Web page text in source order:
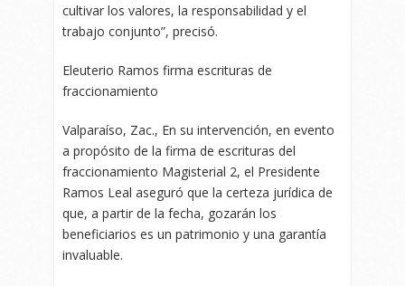
cultivar los valores, la responsabilidad y el
trabajo conjunto”, precisó.
Eleuterio Ramos firma escrituras de
fraccionamiento
Valparaíso, Zac., En su intervención, en evento
a propósito de la firma de escrituras del
fraccionamiento Magisterial 2, el Presidente
Ramos Leal aseguró que la certeza jurídica de
que, a partir de la fecha, gozarán los
beneficiarios es un patrimonio y una garantía
invaluable.